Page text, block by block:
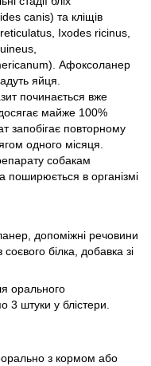
canis) та кліщів
Ixodes ricinus,
Афоксоланер
яйця.
починається вже
майже 100%
запобігає повторному
одного місяця.
собакам
поширюється в організмі
допоміжні речовини
білка, добавка зі
орального
3 штуки у блістери.
з кормом або